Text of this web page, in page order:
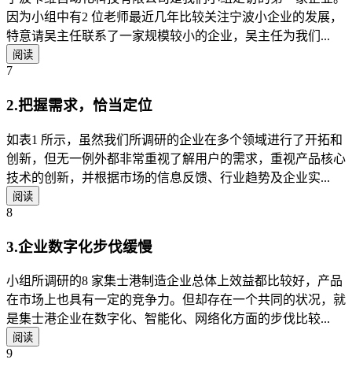
因为小组中有2 位老师最近几年比较关注宁波小企业的发展，
特意请吴主任联系了一家规模较小的企业，吴主任为我们...
阅读
7
2.把握需求，恰当定位
如表1 所示，虽然我们所调研的企业在多个领域进行了开拓和
创新，但无一例外都非常重视了解用户的需求，重视产品核心
技术的创新，并根据市场的信息反馈、行业趋势及企业实...
阅读
8
3.企业数字化步伐缓慢
小组所调研的8 家集士港制造企业总体上效益都比较好，产品
在市场上也具有一定的竞争力。但却存在一个共同的状况，就
是集士港企业在数字化、智能化、网络化方面的步伐比较...
阅读
9